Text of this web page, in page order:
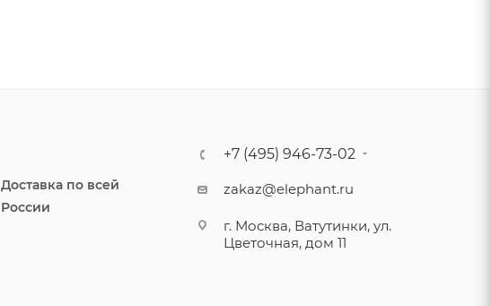
Доставка по всей
России
+7 (495) 946-73-02
zakaz@elephant.ru
г. Москва, Ватутинки, ул.
Цветочная, дом 11